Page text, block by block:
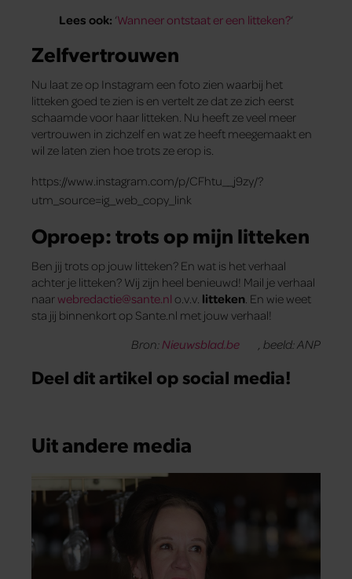
Lees ook: ‘Wanneer ontstaat er een litteken?‘
Zelfvertrouwen
Nu laat ze op Instagram een foto zien waarbij het
litteken goed te zien is en vertelt ze dat ze zich eerst
schaamde voor haar litteken. Nu heeft ze veel meer
vertrouwen in zichzelf en wat ze heeft meegemaakt en
wil ze laten zien hoe trots ze erop is.
https://www.instagram.com/p/CFhtu__j9zy/?
utm_source=ig_web_copy_link
Oproep: trots op mijn litteken
Ben jij trots op jouw litteken? En wat is het verhaal
achter je litteken? Wij zijn heel benieuwd! Mail je verhaal
naar webredactie@sante.nl o.v.v. litteken . En wie weet
sta jij binnenkort op Sante.nl met jouw verhaal!
Bron: Nieuwsblad.be , beeld: ANP
Deel dit artikel op social media!
Uit andere media